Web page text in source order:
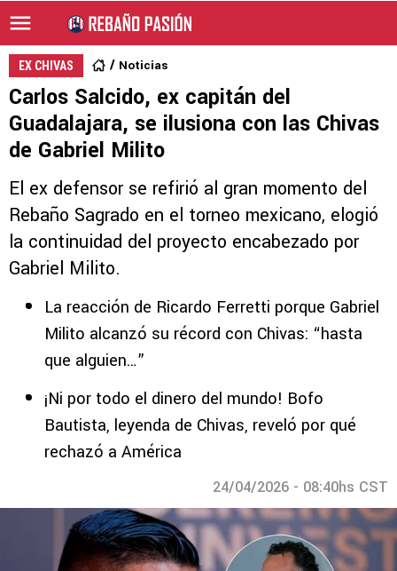
EX CHIVAS Noticias
Carlos Salcido, ex capitán del
Guadalajara, se ilusiona con las Chivas
de Gabriel Milito
El ex defensor se refirió al gran momento del
Rebaño Sagrado en el torneo mexicano, elogió
la continuidad del proyecto encabezado por
Gabriel Milito.
La reacción de Ricardo Ferretti porque Gabriel
Milito alcanzó su récord con Chivas: “hasta
que alguien…”
¡Ni por todo el dinero del mundo! Bofo
Bautista, leyenda de Chivas, reveló por qué
rechazó a América
24/04/2026 - 08:40hs CST